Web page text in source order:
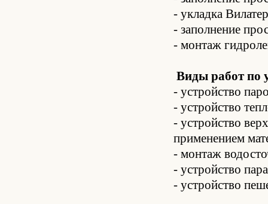
- укладка
- заполнение
- монтаж
Виды работ по
- устройство
- устройство
- устройство
применением
- монтаж
- устройство
- устройство